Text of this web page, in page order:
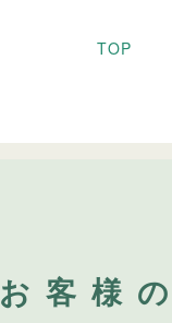
TOP
お客様